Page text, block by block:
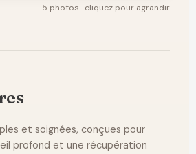
5 photos · cliquez pour agrandir
et soignées, conçues pour
profond et une récupération